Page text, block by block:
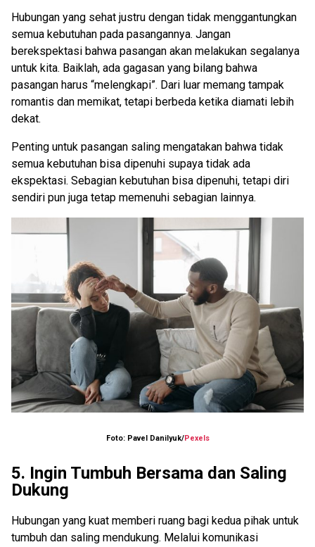
Hubungan yang sehat justru dengan tidak menggantungkan
semua kebutuhan pada pasangannya. Jangan
berekspektasi bahwa pasangan akan melakukan segalanya
untuk kita. Baiklah, ada gagasan yang bilang bahwa
pasangan harus “melengkapi”. Dari luar memang tampak
romantis dan memikat, tetapi berbeda ketika diamati lebih
dekat.
Penting untuk pasangan saling mengatakan bahwa tidak
semua kebutuhan bisa dipenuhi supaya tidak ada
ekspektasi. Sebagian kebutuhan bisa dipenuhi, tetapi diri
sendiri pun juga tetap memenuhi sebagian lainnya.
Foto: Pavel Danilyuk/Pexels
5. Ingin Tumbuh Bersama dan Saling
Dukung
Hubungan yang kuat memberi ruang bagi kedua pihak untuk
tumbuh dan saling mendukung. Melalui komunikasi